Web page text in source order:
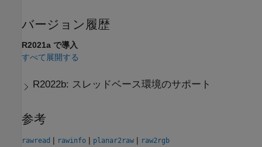
バージョン履歴
R2021a で導入
すべて展開する
R2022b: スレッドベース環境のサポート
参考
rawread | rawinfo | planar2raw | raw2rgb